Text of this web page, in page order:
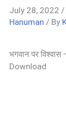
July 28, 2022 /
Hanuman / By
भगवान पर
Download